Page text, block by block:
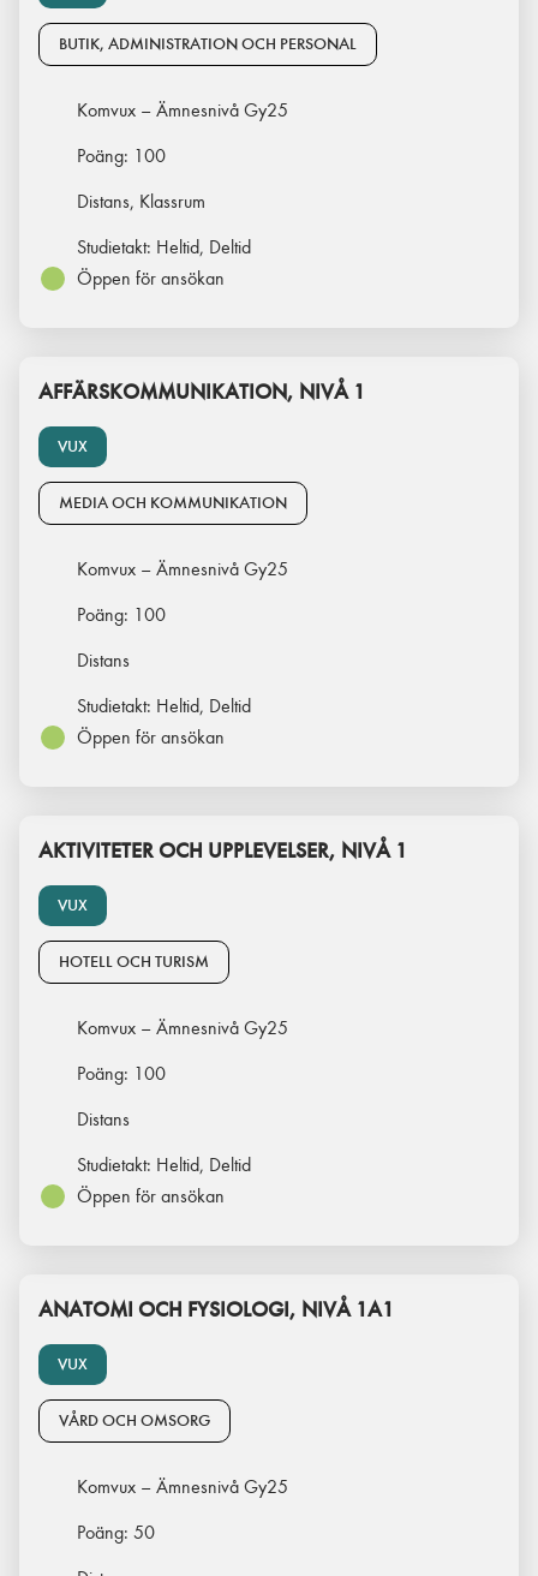
BUTIK, ADMINISTRATION OCH PERSONAL
Komvux – Ämnesnivå Gy25
Poäng: 100
Distans, Klassrum
Studietakt: Heltid, Deltid
Öppen för ansökan
VUX
AFFÄRSKOMMUNIKATION, NIVÅ 1
MEDIA OCH KOMMUNIKATION
Komvux – Ämnesnivå Gy25
Poäng: 100
Distans
Studietakt: Heltid, Deltid
Öppen för ansökan
VUX
AKTIVITETER OCH UPPLEVELSER, NIVÅ 1
HOTELL OCH TURISM
Komvux – Ämnesnivå Gy25
Poäng: 100
Distans
Studietakt: Heltid, Deltid
Öppen för ansökan
VUX
ANATOMI OCH FYSIOLOGI, NIVÅ 1A1
VÅRD OCH OMSORG
Komvux – Ämnesnivå Gy25
Poäng: 50